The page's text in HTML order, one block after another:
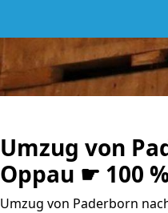
Umzug von
Oppau ☛ 100
Umzug von Paderborn